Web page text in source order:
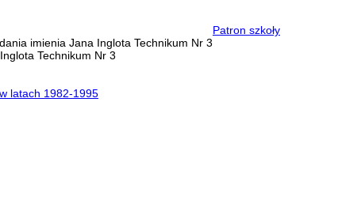
Patron szkoły
imienia Jana Inglota Technikum Nr 3
Technikum Nr 3
latach 1982-1995